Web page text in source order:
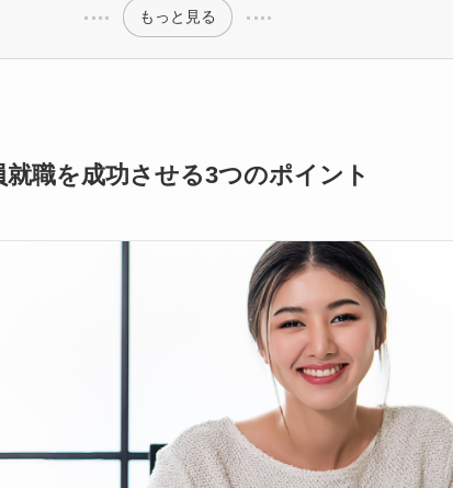
もっと見る
職を成功させる3つのポイント